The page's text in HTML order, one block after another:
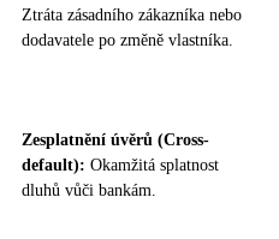
Ztráta zásadního zákazníka nebo
dodavatele po změně vlastníka.
Zesplatnění úvěrů (Cross-
default): Okamžitá splatnost
dluhů vůči bankám.